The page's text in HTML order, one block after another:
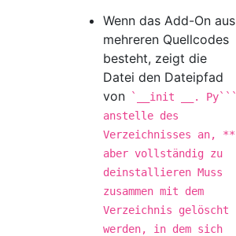
Wenn das Add-On aus
mehreren Quellcodes
besteht, zeigt die
Datei den Dateipfad
von
`__init __. Py```
anstelle des
Verzeichnisses an, **
aber vollständig zu
deinstallieren Muss
zusammen mit dem
Verzeichnis gelöscht
werden, in dem sich